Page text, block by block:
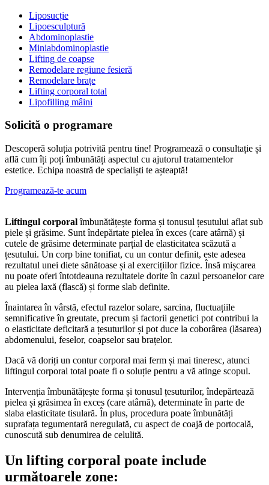
Liposucție
Lipoesculptură
Abdominoplastie
Miniabdominoplastie
Lifting de coapse
Remodelare regiune fesieră
Remodelare brațe
Lifting corporal total
Lipofilling mâini
Solicită o programare
Descoperă soluția potrivită pentru tine! Programează o consultație și
află cum îți poți îmbunătăți aspectul cu ajutorul tratamentelor
estetice. Echipa noastră de specialiști te așteaptă!
Programează-te acum
Liftingul corporalîmbunătățește forma și tonusul țesutului aflat sub
piele și grăsime. Sunt îndepărtate pielea în exces (care atârnă) și
cutele de grăsime determinate parțial de elasticitatea scăzută a
țesutului. Un corp bine tonifiat, cu un contur definit, este adesea
rezultatul unei diete sănătoase și al exercițiilor fizice. Însă mișcarea
nu poate oferi întotdeauna rezultatele dorite în cazul persoanelor care
au pielea laxă (flască) și forme slab definite.
Înaintarea în vârstă, efectul razelor solare, sarcina, fluctuațiile
semnificative în greutate, precum și factorii genetici pot contribui la
o elasticitate deficitară a țesuturilor și pot duce la coborârea (lăsarea)
abdomenului, feselor, coapselor sau brațelor.
Dacă vă doriți un contur corporal mai ferm și mai tineresc, atunci
liftingul corporal total poate fi o soluție pentru a vă atinge scopul.
Intervenția îmbunătățește forma și tonusul țesuturilor, îndepărtează
pielea și grăsimea în exces (care atârnă), determinate în parte de
slaba elasticitate tisulară. În plus, procedura poate îmbunătăți
suprafața tegumentară neregulată, cu aspect de coajă de portocală,
cunoscută sub denumirea de celulită.
Un lifting corporal poate include
următoarele zone: